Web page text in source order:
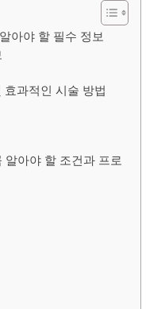
아야 할 필수 정보
과적인 시술 방법
알아야 할 조건과 프로